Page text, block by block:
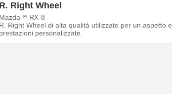
R. Right Wheel
Mazda™ RX-8
R. Right Wheel di alta qualità utilizzato per un aspetto e
prestazioni personalizzate.